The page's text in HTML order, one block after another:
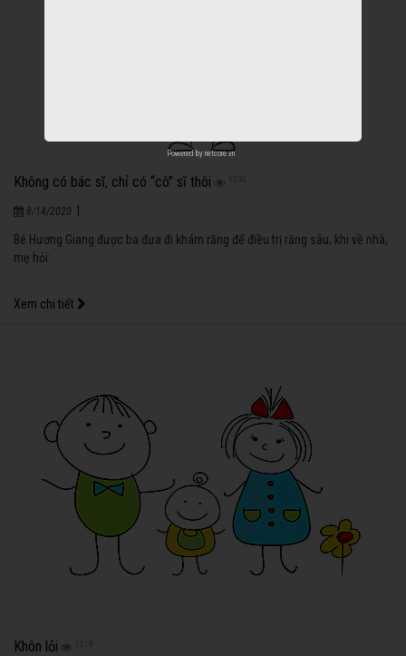
Không có bác sĩ, chỉ có “cô” sĩ thôi 1230
8/14/2020
Bé Hương Giang được ba đưa đi khám răng để điều trị răng sâu, khi về nhà,
mẹ hỏi:
Xem chi tiết
Khôn lỏi 1219
Powered by netcore.vn